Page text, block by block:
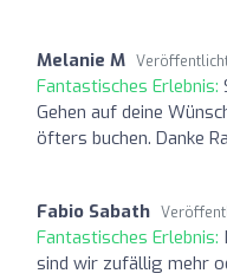
Melanie M
Fantastisches Erlebnis:
Gehen auf deine
öfters buchen. Danke
Fabio Sabath
Fantastisches Erlebnis:
sind wir zufällig mehr